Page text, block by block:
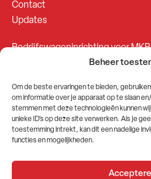
Beheer
Om de beste ervaringen te bieden,
om informatie over je apparaat op te slaan
stemmen met deze technologieën kunnen
unieke ID's op deze site verwerken. Als je
toestemming intrekt, kan dit een nadelige
functies en mogelijkheden.
Contact
Updates
Bedrijfswageninrichting voor MKB
Bedrijfswageninrichting voor
SOCIALS